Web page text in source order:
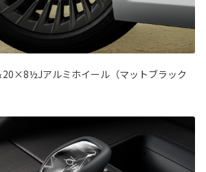
アルミホイール（マットブラック